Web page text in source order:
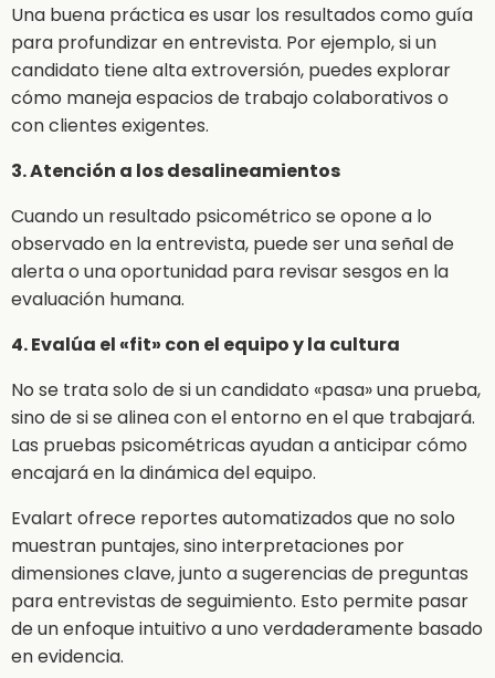
Una buena práctica es usar los resultados como guía
para profundizar en entrevista. Por ejemplo, si un
candidato tiene alta extroversión, puedes explorar
cómo maneja espacios de trabajo colaborativos o
con clientes exigentes.
3. Atención a los desalineamientos
Cuando un resultado psicométrico se opone a lo
observado en la entrevista, puede ser una señal de
alerta o una oportunidad para revisar sesgos en la
evaluación humana.
4. Evalúa el «fit» con el equipo y la cultura
No se trata solo de si un candidato «pasa» una prueba,
sino de si se alinea con el entorno en el que trabajará.
Las pruebas psicométricas ayudan a anticipar cómo
encajará en la dinámica del equipo.
Evalart ofrece reportes automatizados que no solo
muestran puntajes, sino interpretaciones por
dimensiones clave, junto a sugerencias de preguntas
para entrevistas de seguimiento. Esto permite pasar
de un enfoque intuitivo a uno verdaderamente basado
en evidencia.